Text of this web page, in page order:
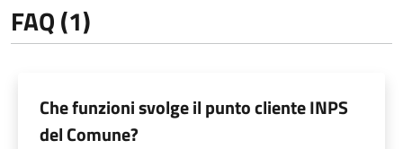
FAQ (1)
Che funzioni svolge il punto cliente INPS
del Comune?